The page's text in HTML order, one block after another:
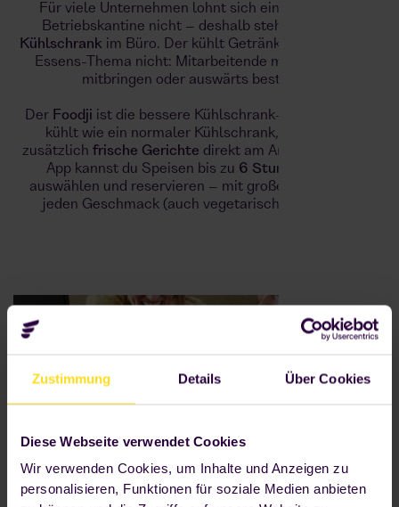
Zustimmung Details Über Cookies
Diese Webseite verwendet Cookies
Wir verwenden Cookies, um Inhalte und Anzeigen zu
personalisieren, Funktionen für soziale Medien anbieten
Für viele Unternehmen lohnt sich eine klassische
Betriebskantine nicht – deshalb steht oft nur ein
Kühlschrank im Büro. Der kühlt Getränke, löst aber das
Essens-Thema nicht: Mitarbeitende müssen Essen
mitbringen oder auswärts bestellen.
Der Foodji ist die bessere Kühlschrank-Alternative: Er
kühlt wie ein normaler Kühlschrank, bietet aber
zusätzlich frische Gerichte direkt am Arbeitsplatz. Per
App kannst du Speisen bis zu 6 Stunden vorher
auswählen und reservieren – mit großer Auswahl für
jeden Geschmack (auch vegetarisch und vegan).